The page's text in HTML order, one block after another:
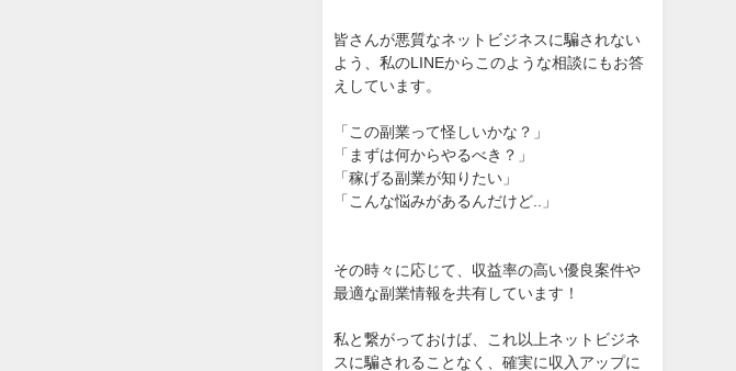
皆さんが悪質なネットビジネスに騙されない
よう、私のLINEからこのような相談にもお答
えしています。
「この副業って怪しいかな？」
「まずは何からやるべき？」
「稼げる副業が知りたい」
「こんな悩みがあるんだけど..」
その時々に応じて、収益率の高い優良案件や
最適な副業情報を共有しています！
私と繋がっておけば、これ以上ネットビジネ
スに騙されることなく、確実に収入アップに